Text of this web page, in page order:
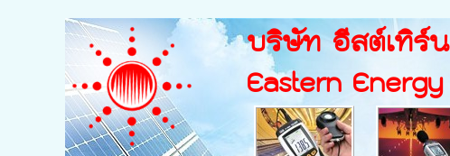
บริษัท อีสต์เทิร์
Eastern